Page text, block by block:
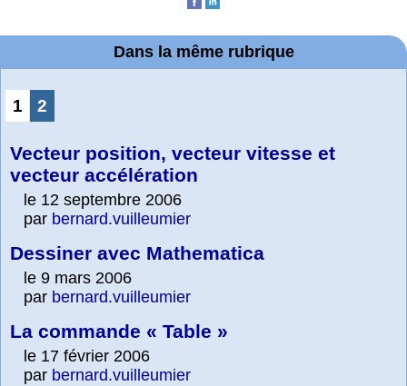
Dans la même rubrique
1 2
Vecteur position, vecteur vitesse et
vecteur accélération
le 12 septembre 2006
par bernard.vuilleumier
Dessiner avec Mathematica
le 9 mars 2006
par bernard.vuilleumier
La commande « Table »
le 17 février 2006
par bernard.vuilleumier